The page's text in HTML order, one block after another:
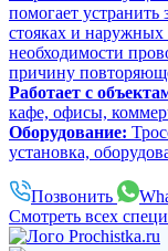
помогает устранить
стояках и
необходимости
причину
Работает с
кафе, офисы,
Оборудование:
установка,
Позвонить
Смотреть всех